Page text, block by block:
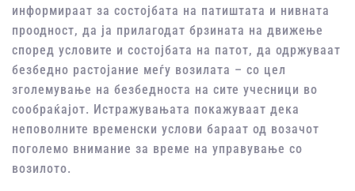
информираат за состојбата на патиштата и нивната
проодност, да ја прилагодат брзината на движење
според условите и состојбата на патот, да одржуваат
безбедно растојание меѓу возилата – со цел
зголемување на безбедноста на сите учесници во
сообраќајот. Истражувањата покажуваат дека
неповолните временски услови бараат од возачот
поголемо внимание за време на управување со
возилото.